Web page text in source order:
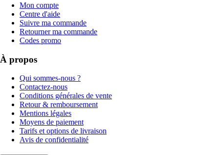
Mon compte
Centre d'aide
Suivre ma commande
Retourner ma commande
Codes promo
À propos
Qui sommes-nous ?
Contactez-nous
Conditions générales de vente
Retour & remboursement
Mentions légales
Moyens de paiement
Tarifs et options de livraison
Avis de confidentialité